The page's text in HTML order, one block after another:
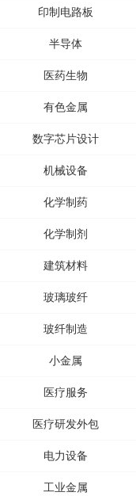
印制电路板
半导体
医药生物
有色金属
数字芯片设计
机械设备
化学制药
化学制剂
建筑材料
玻璃玻纤
玻纤制造
小金属
医疗服务
医疗研发外包
电力设备
工业金属